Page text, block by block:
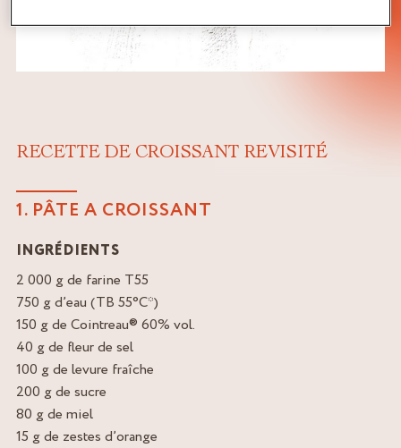
RECETTE DE CROISSANT REVISITÉ
1. PÂTE A CROISSANT
INGRÉDIENTS
2 000 g de farine T55
750 g d’eau (TB 55°C*)
150 g de Cointreau® 60% vol.
40 g de fleur de sel
100 g de levure fraîche
200 g de sucre
80 g de miel
15 g de zestes d’orange